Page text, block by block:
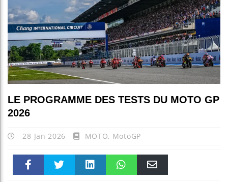
LE PROGRAMME DES TESTS DU MOTO GP
2026
28 Jan 2026 MOTO, MotoGP